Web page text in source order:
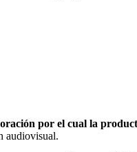
por el cual la
audiovisual.